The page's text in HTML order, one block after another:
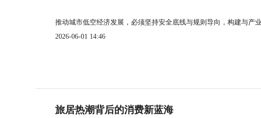
推动城市低空经济发展，必须坚持安全底线与规则导向，构建与产
2026-06-01 14:46
旅居热潮背后的消费新蓝海